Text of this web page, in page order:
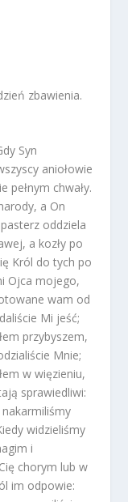
zbawienia.
Syn
aniołowie
pełnym chwały.
a On
oddziela
a kozły po
Król do tych po
Ojca mojego,
wam od
Mi jeść;
przybyszem,
Mnie;
w więzieniu,
sprawiedliwi:
nakarmiliśmy
widzieliśmy
i
chorym lub w
im odpowie: